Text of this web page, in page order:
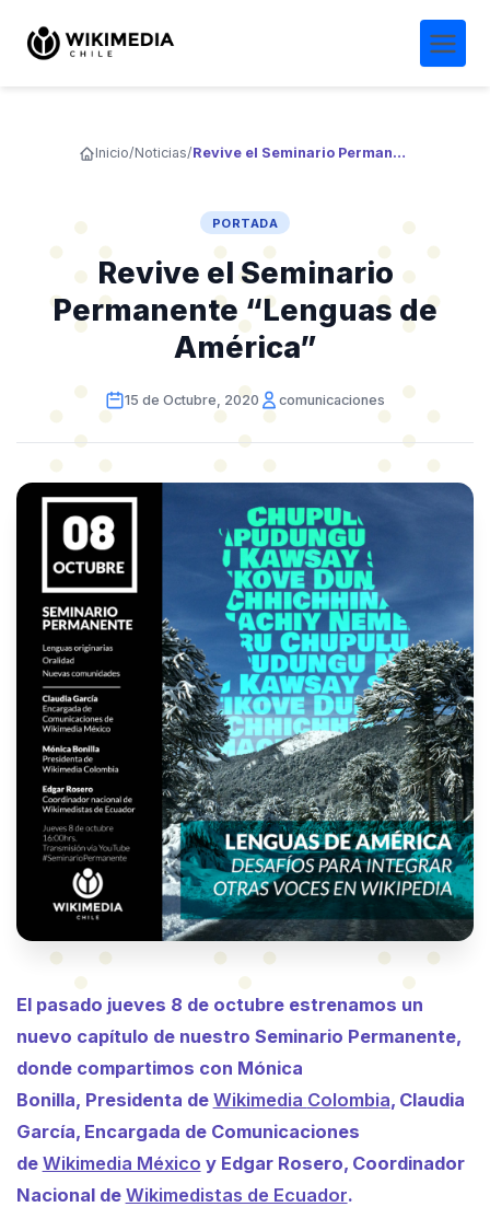
Inicio/Noticias/ Revive el Seminario Permanente “Lenguas de América”
PORTADA
Revive el Seminario
Permanente “Lenguas de
América”
15 de Octubre, 2020 comunicaciones
El pasado jueves 8 de octubre estrenamos un
nuevo capítulo de nuestro Seminario Permanente,
donde compartimos con Mónica
Bonilla, Presidenta de Wikimedia Colombia, Claudia
García, Encargada de Comunicaciones
de Wikimedia México y Edgar Rosero, Coordinador
Nacional de Wikimedistas de Ecuador.